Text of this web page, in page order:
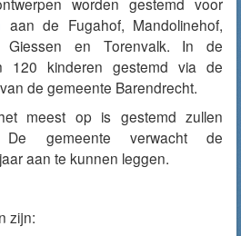
aan de Fugahof, Mandolinehof,
Giessen en Torenvalk. In de
120 kinderen gestemd via de
de gemeente Barendrecht.
meest op is gestemd zullen
De gemeente verwacht de
aan te kunnen leggen.
zijn: